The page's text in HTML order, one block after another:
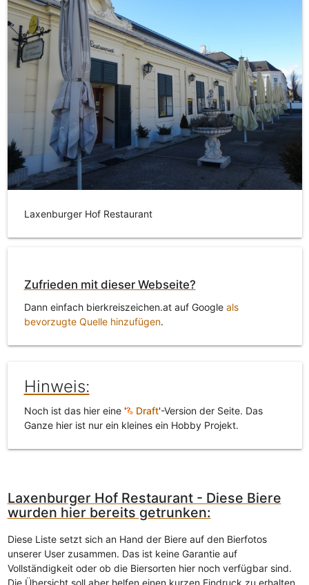
Laxenburger Hof Restaurant
Zufrieden mit dieser Webseite?
Dann einfach bierkreiszeichen.at auf Google als
bevorzugte Quelle hinzufügen.
Hinweis:
Noch ist das hier eine ' Draft'-Version der Seite. Das
Ganze hier ist nur ein kleines ein Hobby Projekt.
Laxenburger Hof Restaurant - Diese Biere
wurden hier bereits getrunken:
Diese Liste setzt sich an Hand der Biere auf den Bierfotos
unserer User zusammen. Das ist keine Garantie auf
Vollständigkeit oder ob die Biersorten hier noch verfügbar sind.
Die Übersicht soll aber helfen einen kurzen Eindruck zu erhalten.